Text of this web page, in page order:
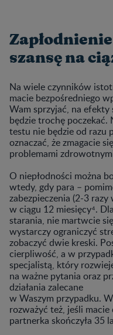
szansę na
Na wiele czynników
macie bezpośredniego
Wam sprzyjać, na efekty
będzie trochę
testu nie będzie od razu
oznaczać, że zmagacie
problemami
O niepłodności można
wtedy, gdy para –
zabezpieczenia (2-3
w ciągu 12 miesięcy⁴.
starania, nie martwcie
wystarczy ograniczyć
zobaczyć dwie kreski.
cierpliwość, a w
specjalistą, który
na ważne pytania oraz
działania zalecane
w Waszym przypadku.
rozważyć też, jeśli
partnerka skończyła 35